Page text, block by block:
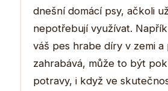
dnešní domácí psy, ačkoli
nepotřebují využívat.
váš pes hrabe díry v zemi a
zahrabává, může to být
potravy, i když ve